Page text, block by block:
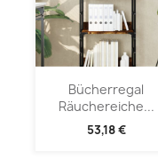
Bücherregal
Räuchereiche...
53,18 €